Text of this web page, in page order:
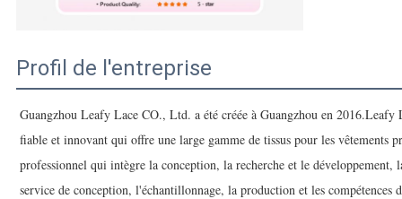
Profil de l'entreprise
Guangzhou Leafy Lace CO., Ltd. a été créée à Guangzhou en 2016.Leafy
fiable et innovant qui offre une large gamme de tissus pour les vêtements
professionnel qui intègre la conception, la recherche et le
service de conception, l'échantillonnage, la production et les